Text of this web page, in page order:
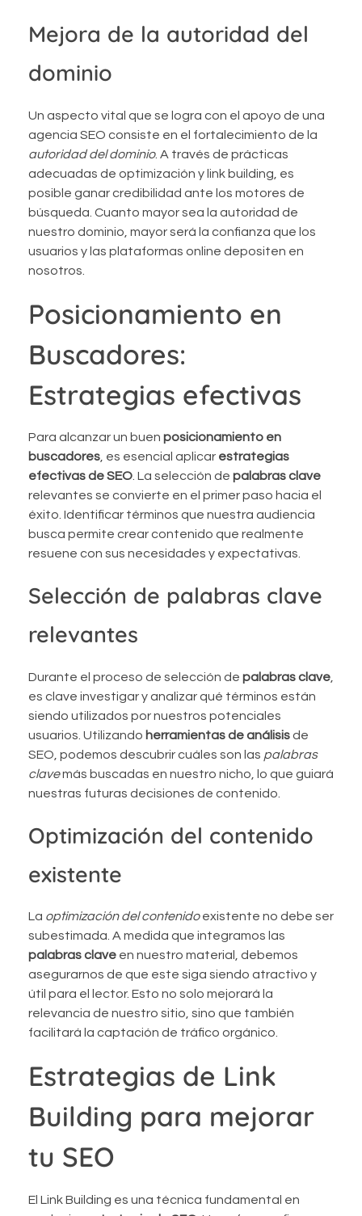
Mejora de la autoridad del
dominio
Un aspecto vital que se logra con el apoyo de una
agencia SEO consiste en el fortalecimiento de la
autoridad del dominio. A través de prácticas
adecuadas de optimización y link building, es
posible ganar credibilidad ante los motores de
búsqueda. Cuanto mayor sea la autoridad de
nuestro dominio, mayor será la confianza que los
usuarios y las plataformas online depositen en
nosotros.
Posicionamiento en
Buscadores:
Estrategias efectivas
Para alcanzar un buen posicionamiento en
buscadores, es esencial aplicar estrategias
efectivas de SEO. La selección de palabras clave
relevantes se convierte en el primer paso hacia el
éxito. Identificar términos que nuestra audiencia
busca permite crear contenido que realmente
resuene con sus necesidades y expectativas.
Selección de palabras clave
relevantes
Durante el proceso de selección de palabras clave
es clave investigar y analizar qué términos están
siendo utilizados por nuestros potenciales
usuarios. Utilizando herramientas de análisisde
SEO, podemos descubrir cuáles son las palabras
clavemás buscadas en nuestro nicho, lo que guiará
nuestras futuras decisiones de contenido.
Optimización del contenido
existente
La optimización del contenidoexistente no debe ser
subestimada. A medida que integramos las
palabras clave en nuestro material, debemos
asegurarnos de que este siga siendo atractivo y
útil para el lector. Esto no solo mejorará la
relevancia de nuestro sitio, sino que también
facilitará la captación de tráfico orgánico.
Estrategias de Link
Building para mejorar
tu SEO
El Link Building es una técnica fundamental en